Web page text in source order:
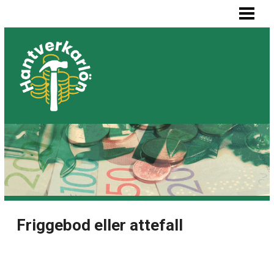
MÅLARE LÖN
SNICKARE LÖN
VVS-MONTÖR LÖN
ELEKTRIKER LÖN
BLOGG
LISTA BYGGFIRMOR
Friggebod eller attefall